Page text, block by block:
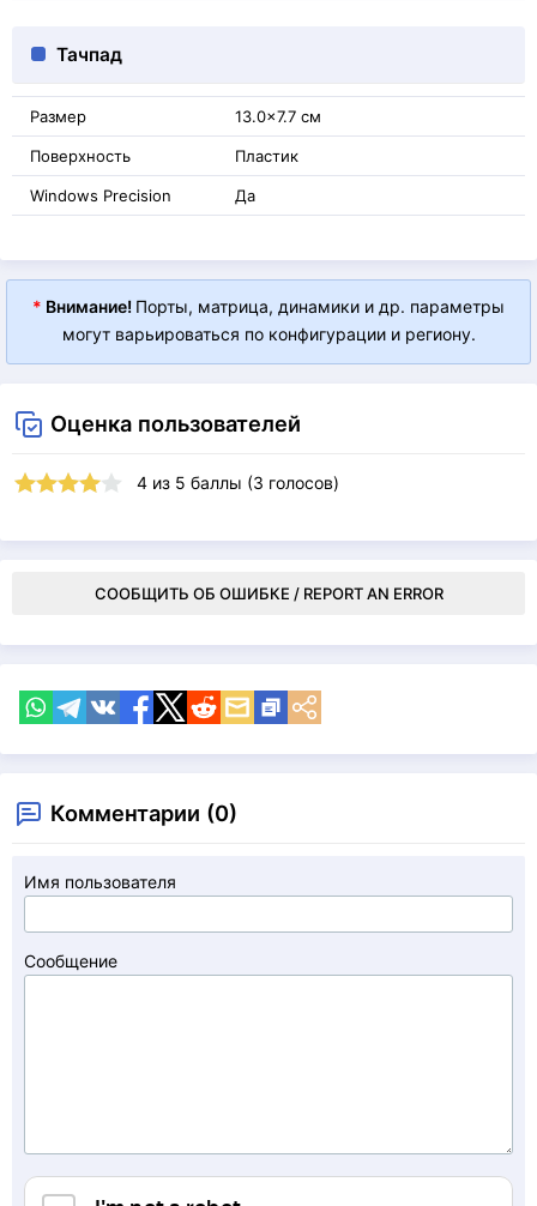
Тачпад
Размер 13.0x7.7 см
Поверхность Пластик
Windows Precision Да
* Внимание! Порты, матрица, динамики и др. параметры
могут варьироваться по конфигурации и региону.
Оценка пользователей
4 из 5 баллы (3 голосов)
СООБЩИТЬ ОБ ОШИБКЕ / REPORT AN ERROR
Комментарии (0)
Имя пользователя
Сообщение